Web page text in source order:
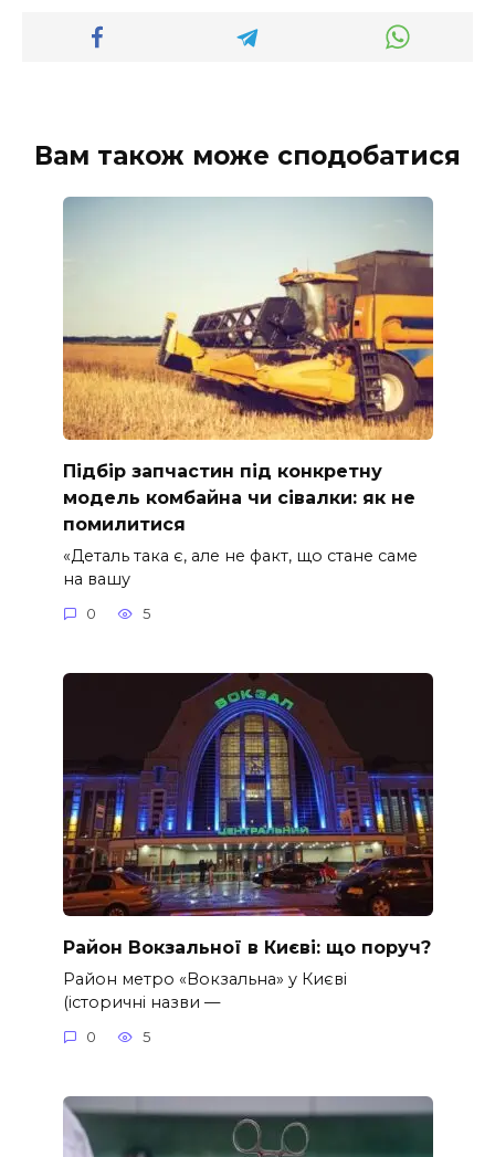
Вам також може сподобатися
Підбір запчастин під конкретну
модель комбайна чи сівалки: як не
помилитися
«Деталь така є, але не факт, що стане саме
на вашу
0 5
Район Вокзальної в Києві: що поруч?
Район метро «Вокзальна» у Києві
(історичні назви —
0 5